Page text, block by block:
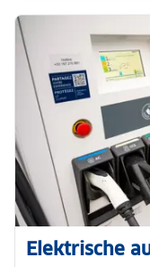
Elektrische